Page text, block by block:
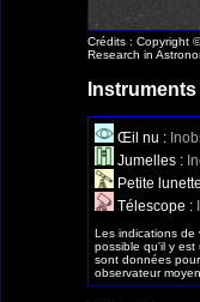
Crédits : Copyright
Research in
Instruments
Œil nu :
Jumelles :
Petite
Télescope :
Les indications de
possible qu'il y est
sont données
observateur moyen.